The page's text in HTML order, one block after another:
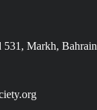
531, Markh, Bahrain